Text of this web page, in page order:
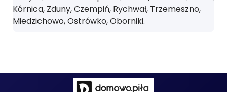
Kórnica, Zduny, Czempiń, Rychwał, Trzemeszno,
Miedzichowo, Ostrówko, Oborniki.